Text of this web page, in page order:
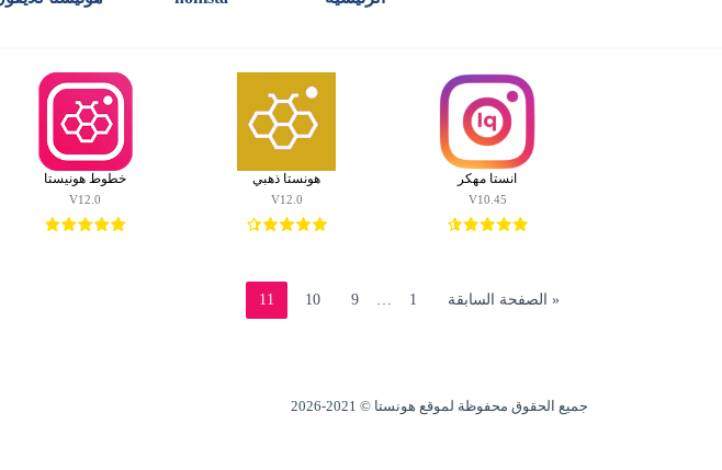
انستا مهكر
V10.45
هونستا ذهبي
V12.0
خطوط هونيستا
V12.0
« الصفحة السابقة 1
…
9
10
11
جميع الحقوق محفوظة لموقع هونستا © 2021-2026